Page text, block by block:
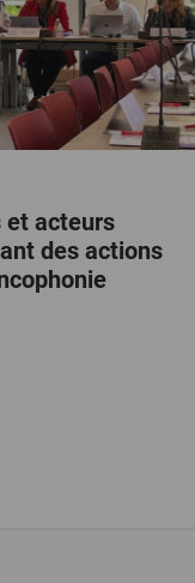
et acteurs
des actions